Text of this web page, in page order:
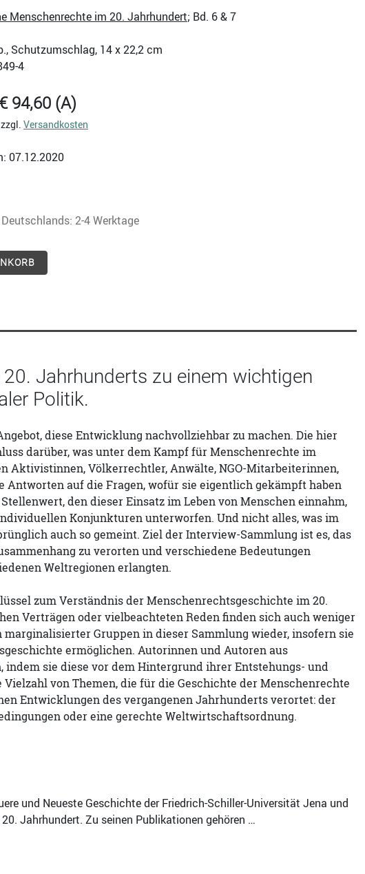
Menschenrechte im 20. Jahrhundert; Bd. 6 & 7
Schutzumschlag, 14 x 22,2 cm
4
94,60 (A)
Versandkosten
07.12.2020
2-4 Werktage
Jahrhunderts zu einem wichtigen
Politik.
diese Entwicklung nachvollziehbar zu machen. Die hier
darüber, was unter dem Kampf für Menschenrechte im
Aktivistinnen, Völkerrechtler, Anwälte, NGO-Mitarbeiterinnen,
auf die Fragen, wofür sie eigentlich gekämpft haben
den dieser Einsatz im Leben von Menschen einnahm,
Konjunkturen unterworfen. Und nicht alles, was im
auch so gemeint. Ziel der Interview-Sammlung ist es, das
zu verorten und verschiedene Bedeutungen
Weltregionen erlangten.
zum Verständnis der Menschenrechtsgeschichte im 20.
Verträgen oder vielbeachteten Reden finden sich auch weniger
Gruppen in dieser Sammlung wieder, insofern sie
ermöglichen. Autorinnen und Autoren aus
sie diese vor dem Hintergrund ihrer Entstehungs- und
von Themen, die für die Geschichte der Menschenrechte
Entwicklungen des vergangenen Jahrhunderts verortet: der
oder eine gerechte Weltwirtschaftsordnung.
und Neueste Geschichte der Friedrich-Schiller-Universität Jena und
Jahrhundert. Zu seinen Publikationen gehören …